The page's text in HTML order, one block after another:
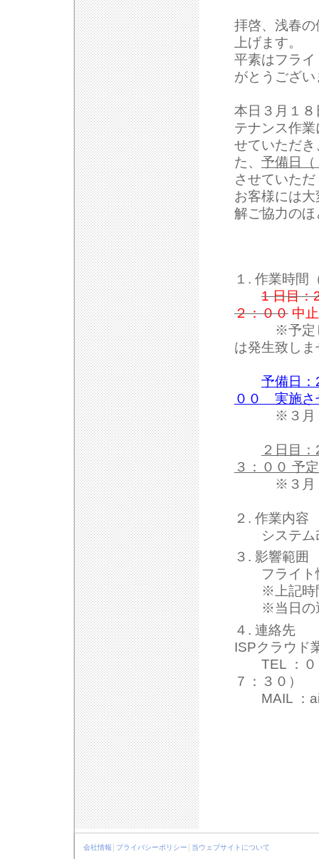
拝啓、浅春
上げます。
平素はフラ
がとうござい
本日３月１
テナンス作
せていただ
た、 予備日
させていた
お客様には
解ご協力の
１. 作業時間
1 日目：
２：００ 中
※予定して
は発生致し
予備日
００ 実施さ
※３月２２
２日目
３：００ 予
※３月２３
２. 作業内容
システム
３. 影響範囲
フライト
※上記時間
※当日の運
４. 連絡先
ISPクラウド
TEL ：０
７：３０）
MAIL ：
会社情報 プライバシーポリシー 当ウェブサイトについて